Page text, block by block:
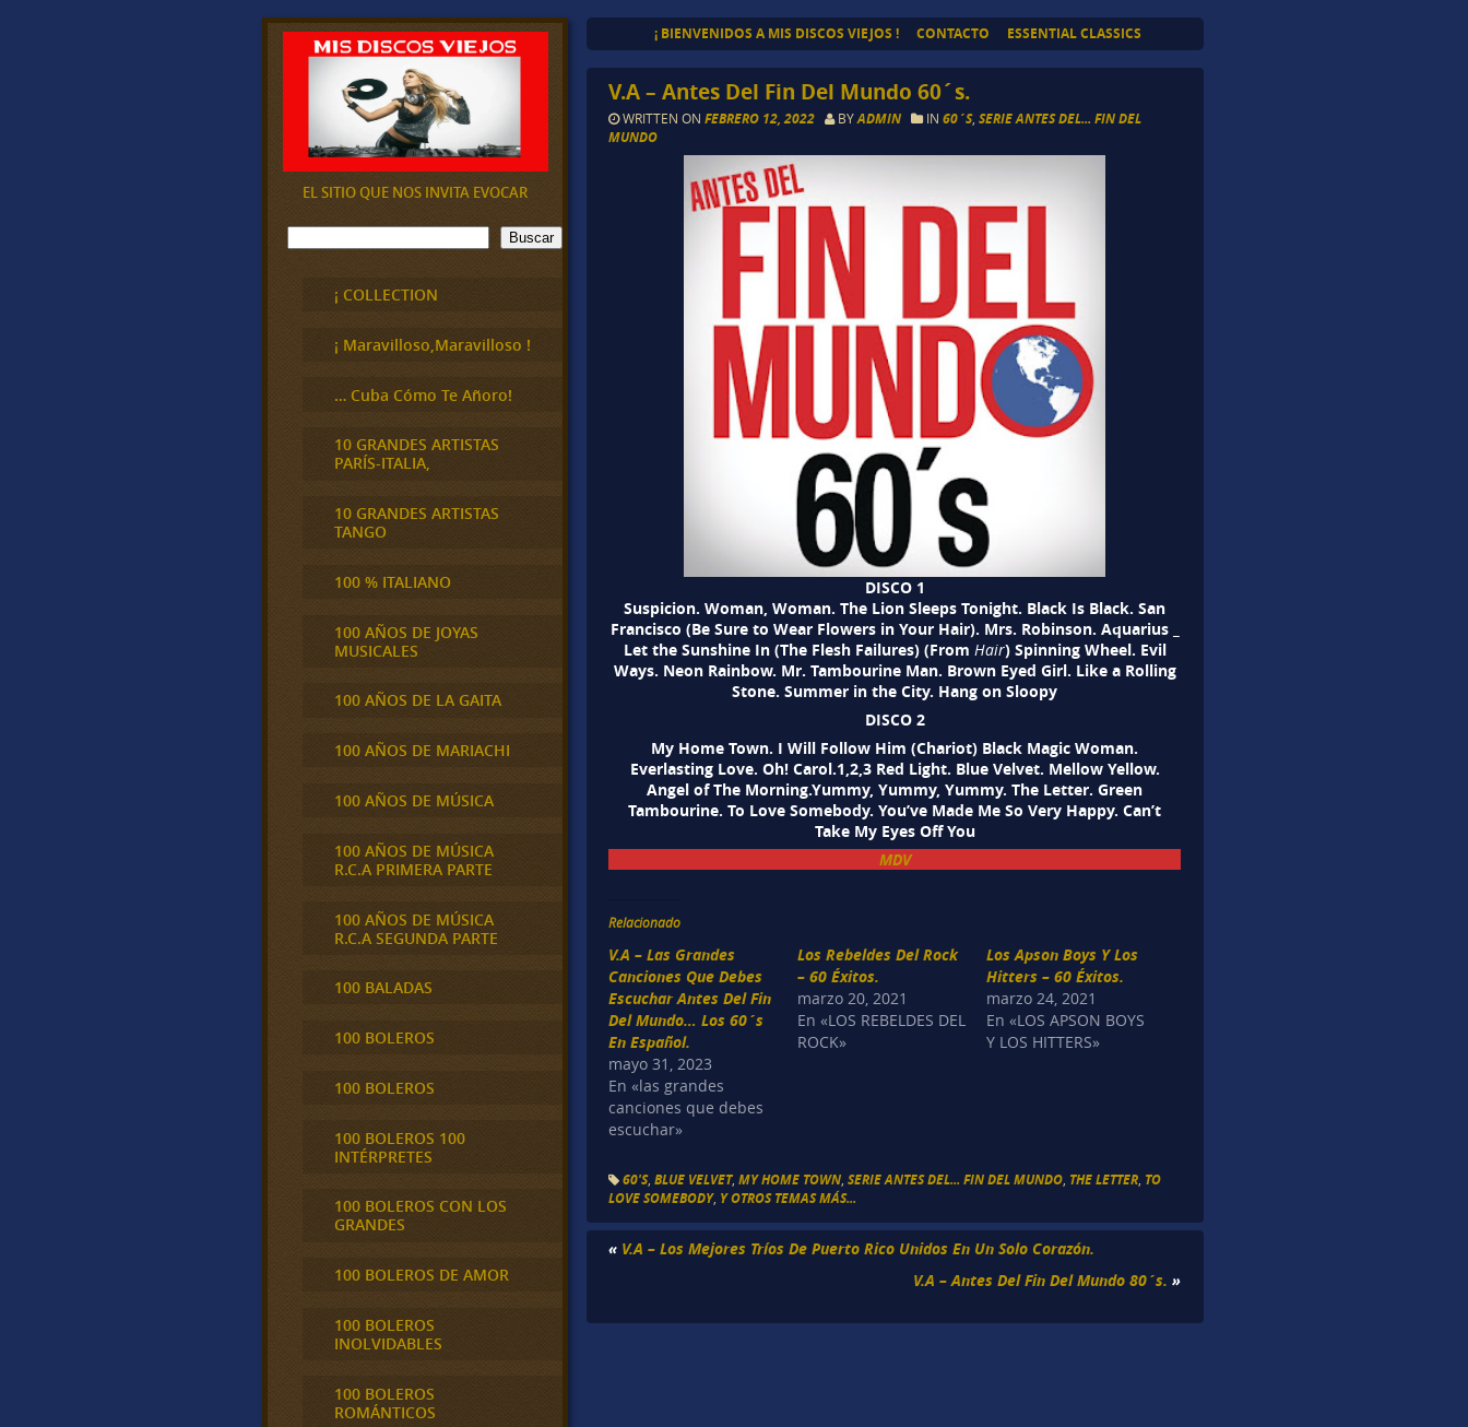
¡ BIENVENIDOS A MIS DISCOS VIEJOS ! CONTACTO ESSENTIAL CLASSICS
V.A – Antes Del Fin Del Mundo 60´s.
WRITTEN ONFEBRERO 12, 2022 BYADMIN IN60´S,SERIE ANTES DEL... FIN DEL
MUNDO
DISCO 1
Suspicion. Woman, Woman. The Lion Sleeps Tonight. Black Is Black. San
Francisco (Be Sure to Wear Flowers in Your Hair). Mrs. Robinson. Aquarius _
Let the Sunshine In (The Flesh Failures) (From Hair) Spinning Wheel. Evil
Ways. Neon Rainbow. Mr. Tambourine Man. Brown Eyed Girl. Like a Rolling
Stone. Summer in the City. Hang on Sloopy
DISCO 2
My Home Town. I Will Follow Him (Chariot) Black Magic Woman.
Everlasting Love. Oh! Carol.1,2,3 Red Light. Blue Velvet. Mellow Yellow.
Angel of The Morning.Yummy, Yummy, Yummy. The Letter. Green
Tambourine. To Love Somebody. You’ve Made Me So Very Happy. Can’t
Take My Eyes Off You
MDV
Relacionado
V.A – Las Grandes
Canciones Que Debes
Escuchar Antes Del Fin
Del Mundo… Los 60´s
En Español.
mayo 31, 2023
En «las grandes
canciones que debes
escuchar»
Los Rebeldes Del Rock
– 60 Éxitos.
marzo 20, 2021
En «LOS REBELDES DEL
ROCK»
Los Apson Boys Y Los
Hitters – 60 Éxitos.
marzo 24, 2021
En «LOS APSON BOYS
Y LOS HITTERS»
60'S,BLUE VELVET,MY HOME TOWN,SERIE ANTES DEL... FIN DEL MUNDO, THE LETTER, TO
LOVE SOMEBODY, Y OTROS TEMAS MÁS...
« V.A – Los Mejores Tríos De Puerto Rico Unidos En Un Solo Corazón.
V.A – Antes Del Fin Del Mundo 80´s. »
EL SITIO QUE NOS INVITA EVOCAR
B
u
Buscar
¡ COLLECTION
¡ Maravilloso,Maravilloso !
… Cuba Cómo Te Añoro!
10 GRANDES ARTISTAS
PARÍS-ITALIA,
10 GRANDES ARTISTAS
TANGO
100 % ITALIANO
100 AÑOS DE JOYAS
MUSICALES
100 AÑOS DE LA GAITA
100 AÑOS DE MARIACHI
100 AÑOS DE MÚSICA
100 AÑOS DE MÚSICA
R.C.A PRIMERA PARTE
100 AÑOS DE MÚSICA
R.C.A SEGUNDA PARTE
100 BALADAS
100 BOLEROS
100 BOLEROS
100 BOLEROS 100
INTÉRPRETES
100 BOLEROS CON LOS
GRANDES
100 BOLEROS DE AMOR
100 BOLEROS
INOLVIDABLES
100 BOLEROS
ROMÁNTICOS